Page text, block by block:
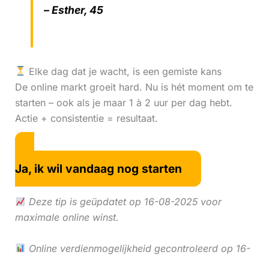
– Esther, 45
Elke dag dat je wacht, is een gemiste kans
De online markt groeit hard. Nu is hét moment om te
starten – ook als je maar 1 à 2 uur per dag hebt.
Actie + consistentie = resultaat.
Ja, ik wil vandaag nog starten
Deze tip is geüpdatet op 16-08-2025 voor
maximale online winst.
Online verdienmogelijkheid gecontroleerd op 16-